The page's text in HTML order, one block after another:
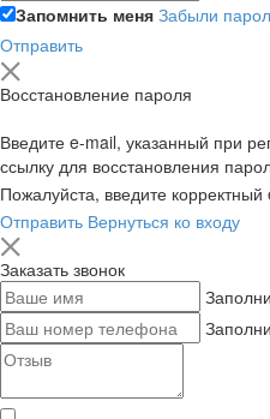
Запомнить меня Забыли
Отправить
Восстановление пароля
Введите e-mail, указанный при
ссылку для восстановления
Пожалуйста, введите корректный
Отправить Вернуться ко входу
Заказать звонок